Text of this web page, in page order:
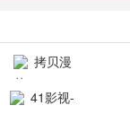
拷贝漫
画-官网
41影视-